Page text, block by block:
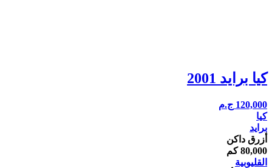
كيا برايد 2001
120,000 ج.م
كيا
برايد
أزرق داكن
80,000 كم
القليوبية